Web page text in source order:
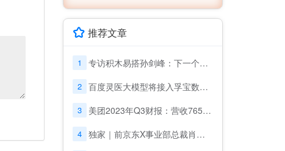
推荐文章
1 专访积木易搭孙剑峰：下一个堪比“人脸识别”的机会在哪里？
2 百度灵医大模型将接入孚宝数十万台康养服务机器人，助力适老化改革
3 美团2023年Q3财报：营收765亿元 即时零售订单量增至62亿笔
4 独家｜前京东X事业部总裁肖军融资2亿，创办仓储机器人公司